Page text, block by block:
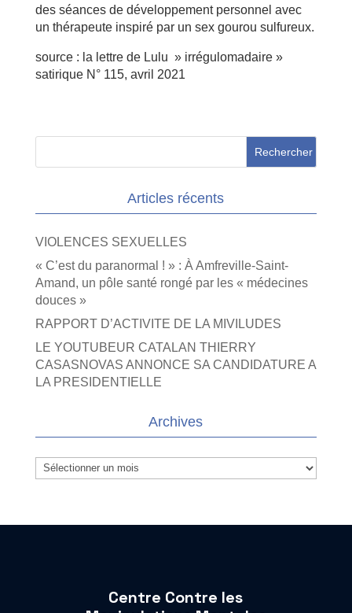
des séances de développement personnel avec
un thérapeute inspiré par un sex gourou sulfureux.
source : la lettre de Lulu » irrégulomadaire »
satirique N° 115, avril 2021
Articles récents
VIOLENCES SEXUELLES
« C’est du paranormal ! » : À Amfreville-Saint-
Amand, un pôle santé rongé par les « médecines
douces »
RAPPORT D’ACTIVITE DE LA MIVILUDES
LE YOUTUBEUR CATALAN THIERRY
CASASNOVAS ANNONCE SA CANDIDATURE A
LA PRESIDENTIELLE
Archives
Archives
Centre Contre les